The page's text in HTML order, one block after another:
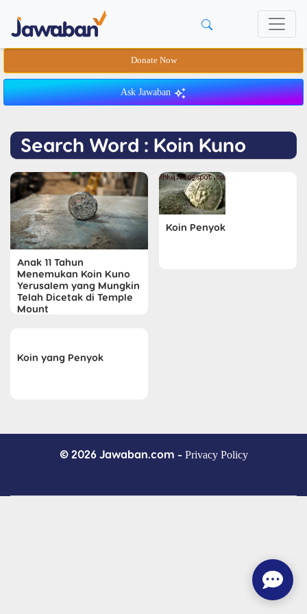
Donate Now
Ask Jawaban
Search Word : Koin Kuno
Anak 11 Tahun
Menemukan Koin Kuno
Yerusalem yang Mungkin
Telah Dicetak di Temple
Mount
Koin Penyok
Koin yang Penyok
© 2026 Jawaban.com - Privacy Policy